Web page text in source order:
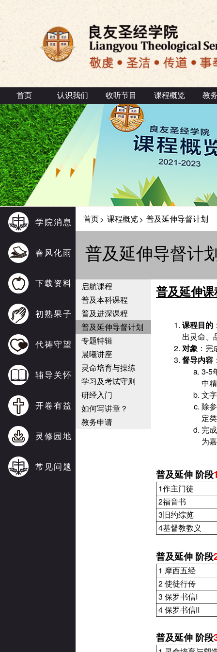
首页 认识我们 收听节目 课程概览 教
学院消息
春风化雨
下载资料
初熟果子
代祷守望
辅导关怀
开卷有益
灵修园地
常见问题
首页> 课程概览> 普及延伸导督计划
普及延伸导督计
启航课程
普及本科课程
普及进深课程
普及延伸导督计划
专题特辑
晨曦讲座
灵命培育与操练
学习及考试守则
研经入门
如何写讲章？
教务申请
普及延伸
课程目的
出灵命、
对象 ：
督导内容
3-5
中
文
除
定
完
为
普及延伸 阶段
1作主门徒
2福音书
3旧约综览
4基督教教义
普及延伸 阶段
1 摩西五经
2使徒行传
3 保罗书信I
4保罗书信II
普及延伸 阶段